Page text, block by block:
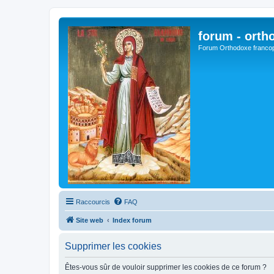
forum -
Forum Orthodoxe
Raccourcis FAQ
Site web Index forum
Supprimer les cookies
Êtes-vous sûr de vouloir supprimer les cookies de ce forum ?